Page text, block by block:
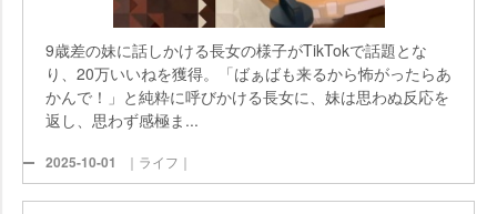
9歳差の妹に話しかける長女の様子がTikTokで話題とな
り、20万いいねを獲得。「ばぁばも来るから怖がったらあ
かんで！」と純粋に呼びかける長女に、妹は思わぬ反応を
返し、思わず感極ま...
2025-10-01 ｜ライフ｜